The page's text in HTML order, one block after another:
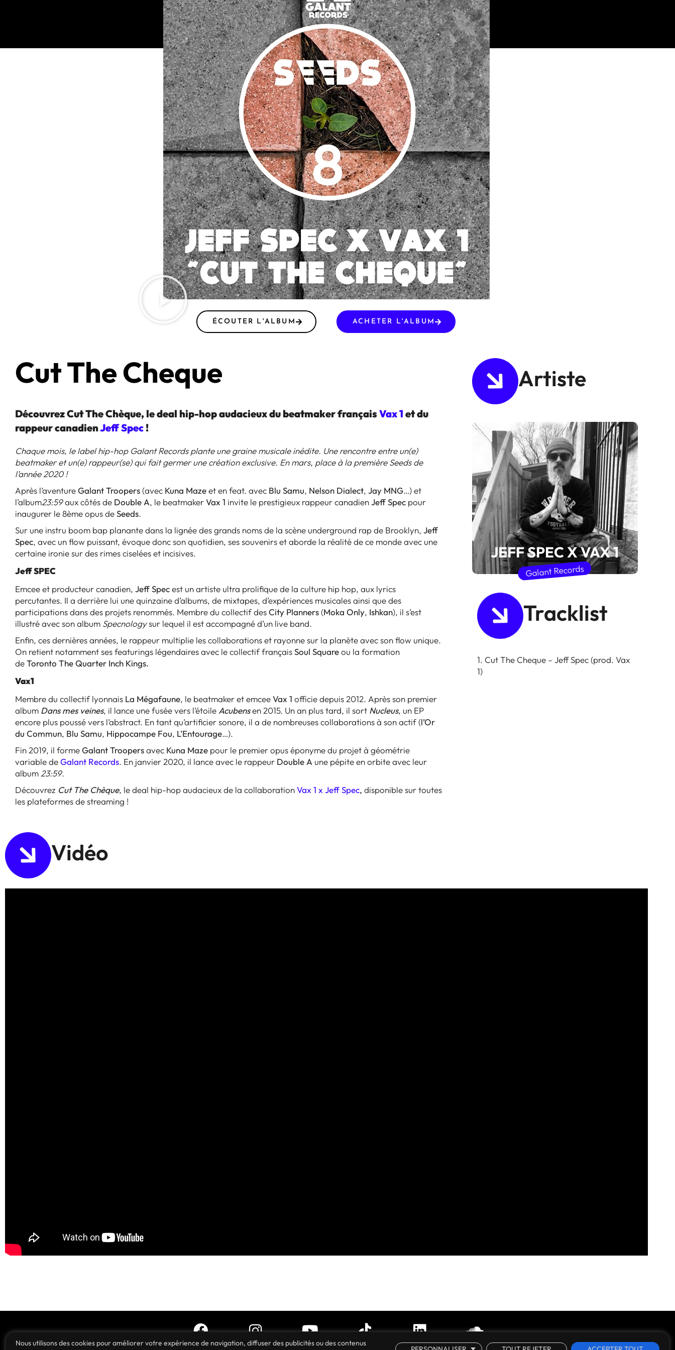
Nous utilisons des cookies pour améliorer votre expérience de navigation, diffuser des publicités ou des contenus
ÉCOUTER L'ALBUM ACHETER L'ALBUM
Cut The Cheque
Découvrez Cut The Chèque, le deal hip-hop audacieux du beatmaker françaisVax 1 et du
rappeur canadienJeff Spec !
Chaque mois, le label hip-hop Galant Records plante une graine musicale inédite. Une rencontre entre un(e)
beatmaker et un(e) rappeur(se) qui fait germer une création exclusive. En mars, place à la première Seeds de
l’année 2020 !
Après l’aventureGalant Troopers (avec Kuna Mazeet en feat. avec Blu Samu, Nelson Dialect, Jay MNG…) et
l’album23:59aux côtés de Double A, le beatmakerVax 1 invite le prestigieux rappeur canadienJeff Spec pour
inaugurer le 8ème opus deSeeds.
Sur une instru boom bap planante dans la lignée des grands noms de la scène underground rap de Brooklyn, Jeff
Spec, avec un flow puissant, évoque donc son quotidien, ses souvenirs et aborde la réalité de ce monde avec une
certaine ironie sur des rimes ciselées et incisives.
Jeff SPEC
Emcee et producteur canadien, Jeff Specest un artiste ultra prolifique de la culture hip hop, aux lyrics
percutantes. Il a derrière lui une quinzaine d’albums, de mixtapes, d’expériences musicales ainsi que des
participations dans des projets renommés. Membre du collectif desCity Planners (Moka Only, Ishkan), il s’est
illustré avec son album Specnologysur lequel il est accompagné d’un live band.
Enfin, ces dernières années, le rappeur multiplie les collaborations et rayonne sur la planète avec son flow unique.
On retient notamment ses featurings légendaires avec le collectif françaisSoul Squareou la formation
deToronto The Quarter Inch Kings.
Vax1
Membre du collectif lyonnais La Mégafaune, le beatmaker et emceeVax 1 officie depuis 2012. Après son premier
album Dans mes veines, il lance une fusée vers l’étoile Acubensen 2015. Un an plus tard, il sort Nucleus, un EP
encore plus poussé vers l’abstract. En tant qu’artificier sonore, il a de nombreuses collaborations à son actif (l’Or
du Commun, Blu Samu, Hippocampe Fou, L’Entourage…).
Fin 2019, il formeGalant Troopersavec Kuna Maze pour le premier opus éponyme du projet à géométrie
variable deGalant Records. En janvier 2020, il lance avec le rappeur Double A une pépite en orbite avec leur
album 23:59.
Découvrez Cut The Chèque, le deal hip-hop audacieux de la collaborationVax 1 x Jeff Spec, disponible sur toutes
les plateformes de streaming !
Artiste
JEFF SPEC X VAX 1
Galant Records
Tracklist
1. Cut The Cheque – Jeff Spec (prod. Vax
1)
Vidéo